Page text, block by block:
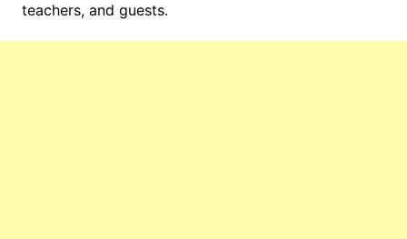
teachers, and guests.